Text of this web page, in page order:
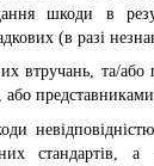
шкоди в
(в разі
втручань, та/
або
стандартів, а